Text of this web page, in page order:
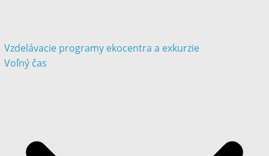
Vzdelávacie programy ekocentra a exkurzie
Voľný čas